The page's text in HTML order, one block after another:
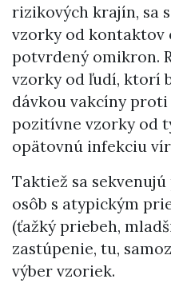
rizikových krajín, sa
vzorky od kontaktov
potvrdený omikron.
vzorky od ľudí, ktorí
dávkou vakcíny proti
pozitívne vzorky od
opätovnú infekciu
Taktiež sa
osôb s atypickým
(ťažký priebeh,
zastúpenie, tu,
výber vzoriek.